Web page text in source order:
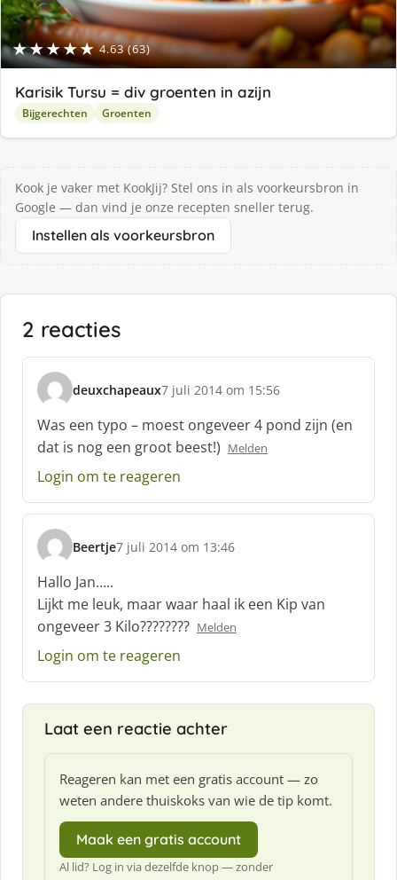
★★★★★ 4.63 (63)
Karisik Tursu = div groenten in azijn
Bijgerechten Groenten
Kook je vaker met KookJij? Stel ons in als voorkeursbron in
Google — dan vind je onze recepten sneller terug.
Instellen als voorkeursbron
2 reacties
deuxchapeaux
s
c
h
r
e
f
7 juli 2014 om 15:56
Was een typo – moest ongeveer 4 pond zijn (en
dat is nog een groot beest!) Melden
Login om te reageren
Beertje
s
c
h
r
e
e
:
7 juli 2014 om 13:46
Hallo Jan…..
Lijkt me leuk, maar waar haal ik een Kip van
ongeveer 3 Kilo???????? Melden
Login om te reageren
Laat een reactie achter
Reageren kan met een gratis account — zo
weten andere thuiskoks van wie de tip komt.
Maak een gratis account
Al lid? Log in via dezelfde knop — zonder